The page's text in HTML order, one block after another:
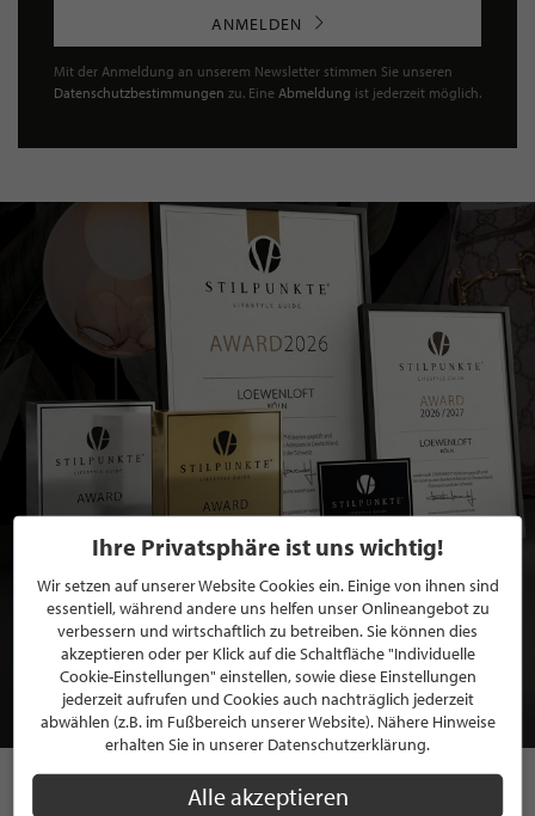
ANMELDEN
Mit der Anmeldung an unserem Newsletter stimmen Sie unseren
Datenschutzbestimmungen zu. Eine Abmeldung ist jederzeit möglich.
BEWERBEN SIE SICH FÜR EINE GRATIS
MITGLIEDSCHAFT BEI STILPUNKTE®
JETZT GRATIS BEWERBEN
Ihre Privatsphäre ist uns wichtig!
Wir setzen auf unserer Website Cookies ein. Einige von ihnen sind
essentiell, während andere uns helfen unser Onlineangebot zu
verbessern und wirtschaftlich zu betreiben. Sie können dies
akzeptieren oder per Klick auf die Schaltfläche "Individuelle
Cookie-Einstellungen" einstellen, sowie diese Einstellungen
jederzeit aufrufen und Cookies auch nachträglich jederzeit
abwählen (z.B. im Fußbereich unserer Website). Nähere Hinweise
erhalten Sie in unserer Datenschutzerklärung.
Alle akzeptieren